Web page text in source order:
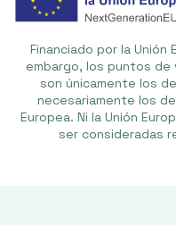
Financiado por la Unión
embargo, los puntos
son únicamente los
necesariamente los
Europea. Ni la Unión
ser consideradas